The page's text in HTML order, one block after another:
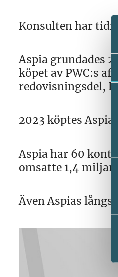
Konsulten har
Aspia grundades
köpet av PWC:s
redovisningsdel,
2023 köptes
Aspia har 60
omsatte 1,4
Även Aspias